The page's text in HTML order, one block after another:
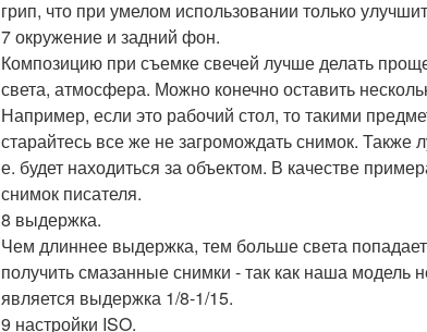
грип, что при умелом использовании только
7 окружение и задний фон.
Композицию при съемке свечей лучше делать
света, атмосфера. Можно конечно оставить
Например, если это рабочий стол, то такими
старайтесь все же не загромождать снимок. Также
е. будет находиться за объектом. В качестве
снимок писателя.
8 выдержка.
Чем длиннее выдержка, тем больше света
получить смазанные снимки - так как наша
является выдержка 1/8-1/15.
9 настройки ISO.